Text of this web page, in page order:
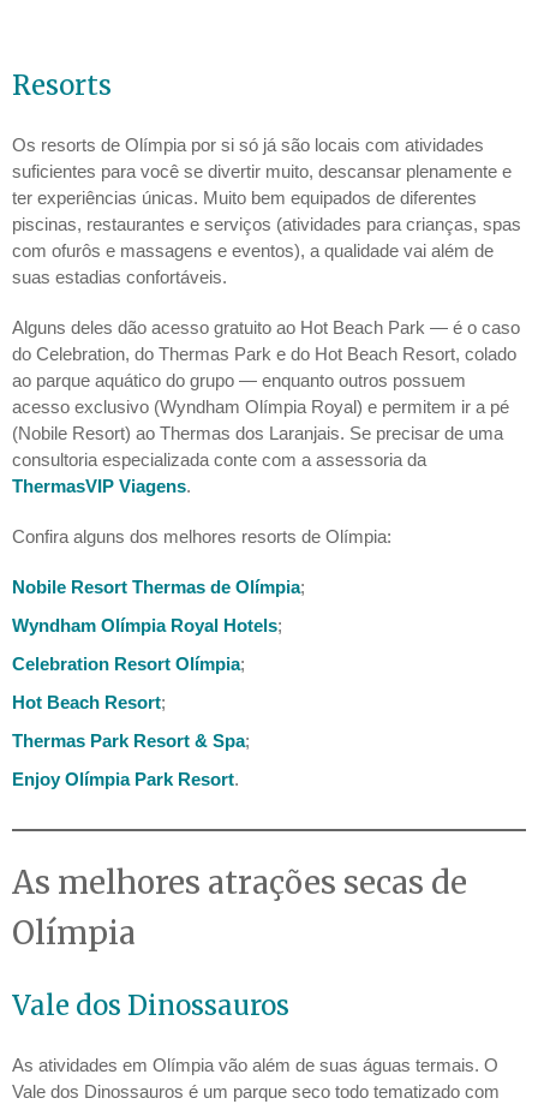
Resorts
Os resorts de Olímpia por si só já são locais com atividades
suficientes para você se divertir muito, descansar plenamente e
ter experiências únicas. Muito bem equipados de diferentes
piscinas, restaurantes e serviços (atividades para crianças, spas
com ofurôs e massagens e eventos), a qualidade vai além de
suas estadias confortáveis.
Alguns deles dão acesso gratuito ao Hot Beach Park — é o caso
do Celebration, do Thermas Park e do Hot Beach Resort, colado
ao parque aquático do grupo — enquanto outros possuem
acesso exclusivo (Wyndham Olímpia Royal) e permitem ir a pé
(Nobile Resort) ao Thermas dos Laranjais. Se precisar de uma
consultoria especializada conte com a assessoria da
ThermasVIP Viagens.
Confira alguns dos melhores resorts de Olímpia:
Nobile Resort Thermas de Olímpia;
Wyndham Olímpia Royal Hotels;
Celebration Resort Olímpia;
Hot Beach Resort;
Thermas Park Resort & Spa;
Enjoy Olímpia Park Resort.
As melhores atrações secas de
Olímpia
Vale dos Dinossauros
As atividades em Olímpia vão além de suas águas termais. O
Vale dos Dinossauros é um parque seco todo tematizado com